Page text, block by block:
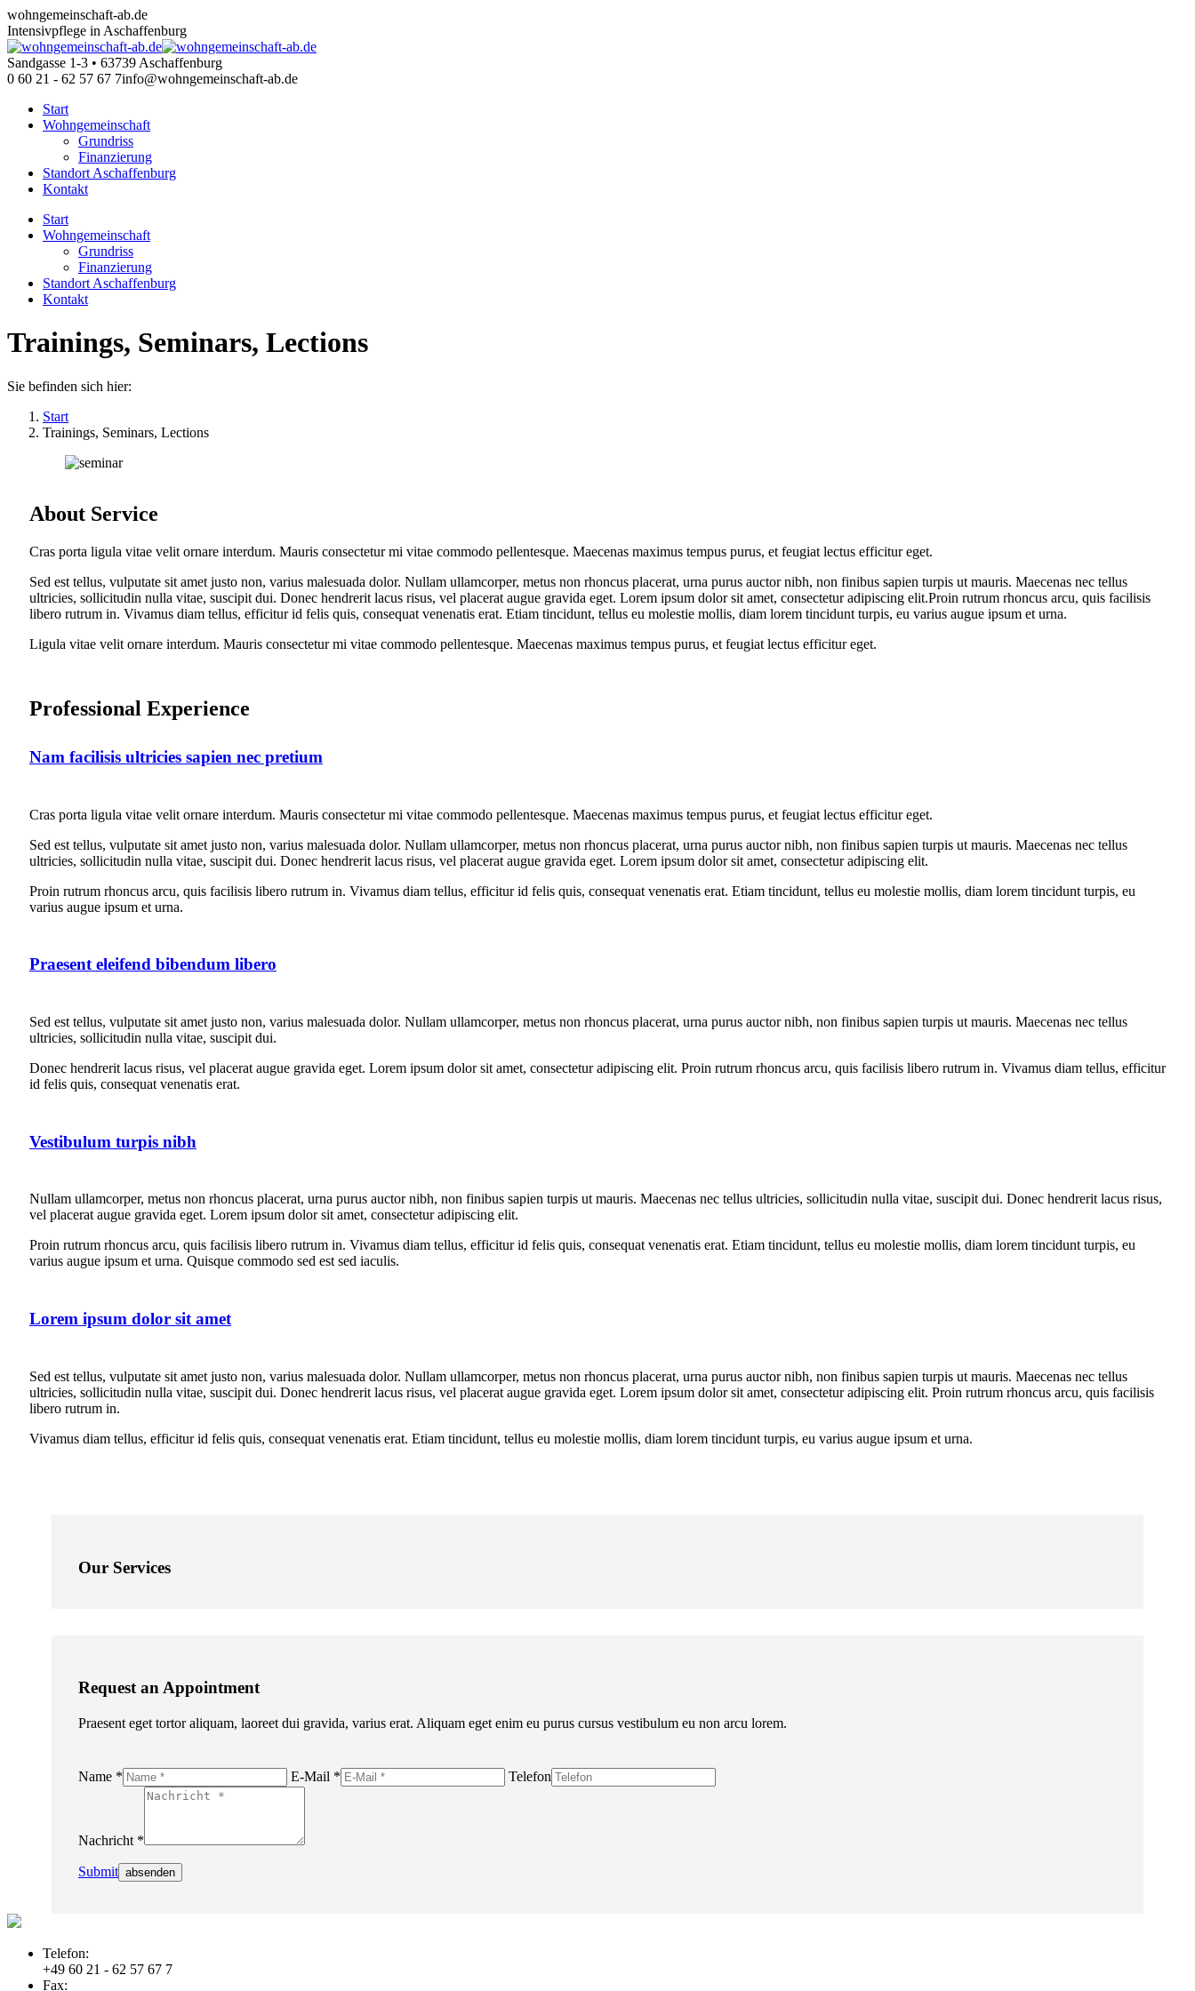
Zum
Inhalt
springen
wohngemeinschaft-ab.de
Intensivpflege in Aschaffenburg
Sandgasse 1-3 • 63739 Aschaffenburg
0 60 21 - 62 57 67 7info@wohngemeinschaft-ab.de
Start
Wohngemeinschaft
Grundriss
Finanzierung
Standort Aschaffenburg
Kontakt
Start
Wohngemeinschaft
Grundriss
Finanzierung
Standort Aschaffenburg
Kontakt
Trainings, Seminars, Lections
Sie befinden sich hier:
Start
Trainings, Seminars, Lections
About Service
Cras porta ligula vitae velit ornare interdum. Mauris consectetur mi vitae commodo pellentesque. Maecenas maximus tempus purus, et feugiat lectus efficitur eget.
Sed est tellus, vulputate sit amet justo non, varius malesuada dolor. Nullam ullamcorper, metus non rhoncus placerat, urna purus auctor nibh, non finibus sapien turpis ut mauris. Maecenas nec tellus
ultricies, sollicitudin nulla vitae, suscipit dui. Donec hendrerit lacus risus, vel placerat augue gravida eget. Lorem ipsum dolor sit amet, consectetur adipiscing elit.Proin rutrum rhoncus arcu, quis facilisis
libero rutrum in. Vivamus diam tellus, efficitur id felis quis, consequat venenatis erat. Etiam tincidunt, tellus eu molestie mollis, diam lorem tincidunt turpis, eu varius augue ipsum et urna.
Ligula vitae velit ornare interdum. Mauris consectetur mi vitae commodo pellentesque. Maecenas maximus tempus purus, et feugiat lectus efficitur eget.
Professional Experience
Nam facilisis ultricies sapien nec pretium
Cras porta ligula vitae velit ornare interdum. Mauris consectetur mi vitae commodo pellentesque. Maecenas maximus tempus purus, et feugiat lectus efficitur eget.
Sed est tellus, vulputate sit amet justo non, varius malesuada dolor. Nullam ullamcorper, metus non rhoncus placerat, urna purus auctor nibh, non finibus sapien turpis ut mauris. Maecenas nec tellus
ultricies, sollicitudin nulla vitae, suscipit dui. Donec hendrerit lacus risus, vel placerat augue gravida eget. Lorem ipsum dolor sit amet, consectetur adipiscing elit.
Proin rutrum rhoncus arcu, quis facilisis libero rutrum in. Vivamus diam tellus, efficitur id felis quis, consequat venenatis erat. Etiam tincidunt, tellus eu molestie mollis, diam lorem tincidunt turpis, eu
varius augue ipsum et urna.
Praesent eleifend bibendum libero
Sed est tellus, vulputate sit amet justo non, varius malesuada dolor. Nullam ullamcorper, metus non rhoncus placerat, urna purus auctor nibh, non finibus sapien turpis ut mauris. Maecenas nec tellus
ultricies, sollicitudin nulla vitae, suscipit dui.
Donec hendrerit lacus risus, vel placerat augue gravida eget. Lorem ipsum dolor sit amet, consectetur adipiscing elit. Proin rutrum rhoncus arcu, quis facilisis libero rutrum in. Vivamus diam tellus, efficitur
id felis quis, consequat venenatis erat.
Vestibulum turpis nibh
Nullam ullamcorper, metus non rhoncus placerat, urna purus auctor nibh, non finibus sapien turpis ut mauris. Maecenas nec tellus ultricies, sollicitudin nulla vitae, suscipit dui. Donec hendrerit lacus risus,
vel placerat augue gravida eget. Lorem ipsum dolor sit amet, consectetur adipiscing elit.
Proin rutrum rhoncus arcu, quis facilisis libero rutrum in. Vivamus diam tellus, efficitur id felis quis, consequat venenatis erat. Etiam tincidunt, tellus eu molestie mollis, diam lorem tincidunt turpis, eu
varius augue ipsum et urna. Quisque commodo sed est sed iaculis.
Lorem ipsum dolor sit amet
Sed est tellus, vulputate sit amet justo non, varius malesuada dolor. Nullam ullamcorper, metus non rhoncus placerat, urna purus auctor nibh, non finibus sapien turpis ut mauris. Maecenas nec tellus
ultricies, sollicitudin nulla vitae, suscipit dui. Donec hendrerit lacus risus, vel placerat augue gravida eget. Lorem ipsum dolor sit amet, consectetur adipiscing elit. Proin rutrum rhoncus arcu, quis facilisis
libero rutrum in.
Vivamus diam tellus, efficitur id felis quis, consequat venenatis erat. Etiam tincidunt, tellus eu molestie mollis, diam lorem tincidunt turpis, eu varius augue ipsum et urna.
Our Services
Request an Appointment
Praesent eget tortor aliquam, laoreet dui gravida, varius erat. Aliquam eget enim eu purus cursus vestibulum eu non arcu lorem.
Name * E-Mail * Telefon
Nachricht *
Submit
Telefon:
+49 60 21 - 62 57 67 7
Fax: